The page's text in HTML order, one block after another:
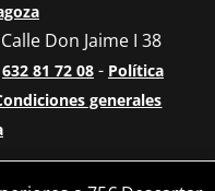
Don Jaime I 38
632 81 72 08- Política
generales